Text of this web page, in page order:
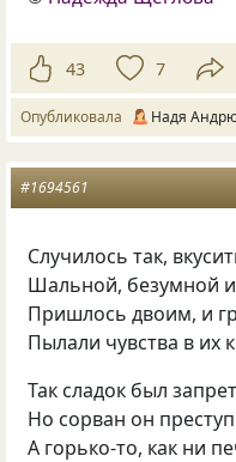
43 7
Опубликовала Надя
#1694561
Случилось так,
Шальной, безумной
Пришлось двоим, и
Пылали чувства в их
Так сладок был
Но сорван он
А горько-то, как ни